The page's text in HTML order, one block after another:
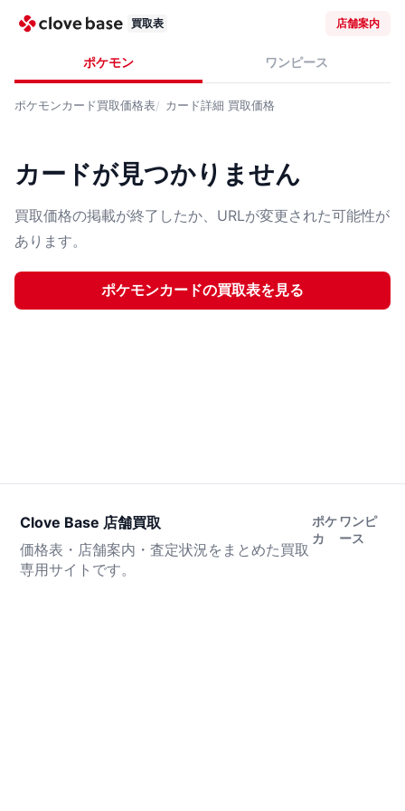
買取表 店舗案内
ポケモン ワンピース
ポケモンカード買取価格表 カード詳細 買取価格
カードが見つかりません
買取価格の掲載が終了したか、URLが変更された可能性が
あります。
ポケモンカードの買取表を見る
Clove Base 店舗買取
価格表・店舗案内・査定状況をまとめた買取
専用サイトです。
ポケ
カ
ワンピ
ース